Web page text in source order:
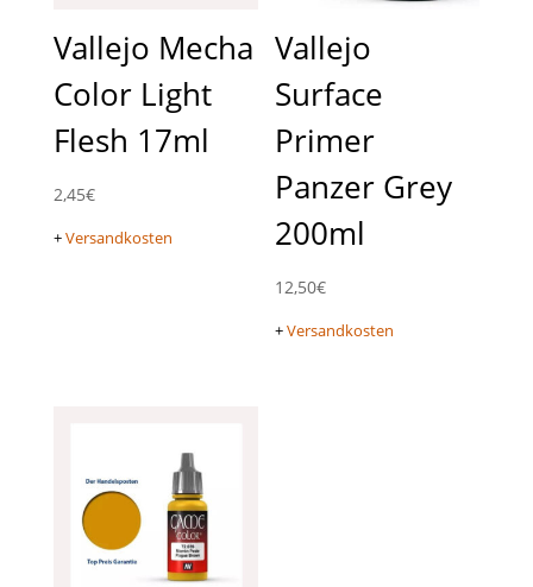
Vallejo Mecha
Color Light
Flesh 17ml
2,45€
+Versandkosten
Vallejo
Surface
Primer
Panzer Grey
200ml
12,50€
+Versandkosten